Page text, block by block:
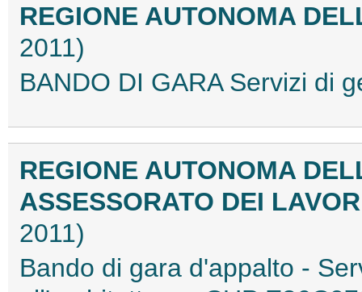
REGIONE AUTONOMA
2011)
BANDO DI GARA Servizi di
REGIONE AUTONOMA
ASSESSORATO DEI
2011)
Bando di gara d'appalto -